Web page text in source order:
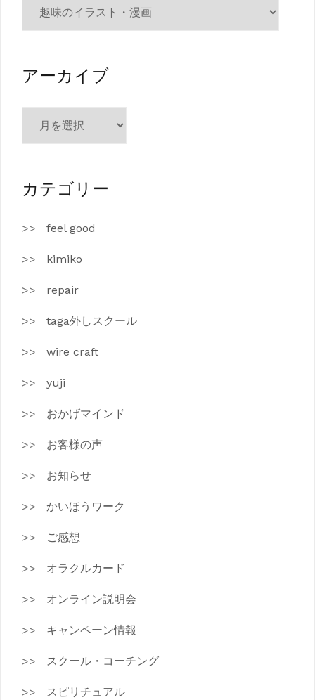
ゴ
ー
アーカイブ
カ
ブ
カテゴリー
feel good
kimiko
repair
taga外しスクール
wire craft
yuji
おかげマインド
お客様の声
お知らせ
かいほうワーク
ご感想
オラクルカード
オンライン説明会
キャンペーン情報
スクール・コーチング
スピリチュアル